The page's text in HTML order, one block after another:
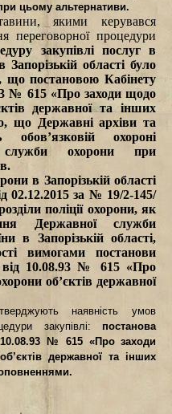
цьому альтернативи.
якими керувався
переговорної процедури
закупівлі послуг в
області було
що постановою Кабінету
№ 615 «Про заходи щодо
державної та інших
що Державні архіви та
охороні
служби охорони при
в Запорізькій області
02.12.2015 за № 19/2-145/
поліції охорони, як
Державної служби
Запорізькій області,
вимогами постанови
від 10.08.93 № 615 «Про
об’єктів державної
наявність умов
закупівлі: постанова
10.08.93 № 615 «Про заходи
державної та інших